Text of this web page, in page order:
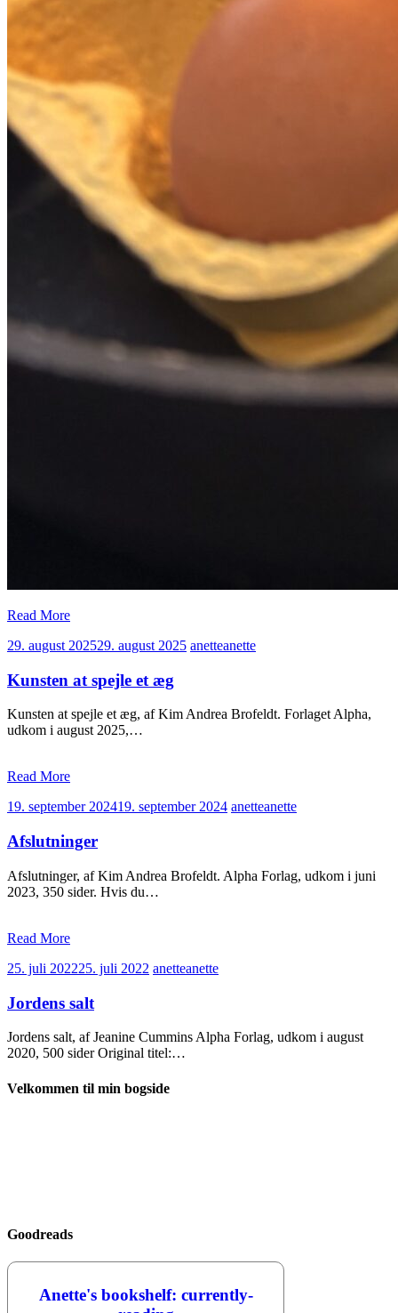
Read More
29. august 202529. august 2025 anetteanette
Kunsten at spejle et æg
Kunsten at spejle et æg, af Kim Andrea Brofeldt. Forlaget Alpha,
udkom i august 2025,…
Read More
19. september 202419. september 2024 anetteanette
Afslutninger
Afslutninger, af Kim Andrea Brofeldt. Alpha Forlag, udkom i juni
2023, 350 sider. Hvis du…
Read More
25. juli 202225. juli 2022 anetteanette
Jordens salt
Jordens salt, af Jeanine Cummins Alpha Forlag, udkom i august
2020, 500 sider Original titel:…
Velkommen til min bogside
Goodreads
Anette's bookshelf: currently-